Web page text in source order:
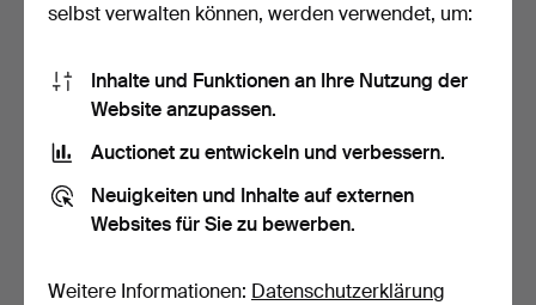
GUNNAR CYRÉN.
NEUN STÜCK …
4 Tage
5 Gebote
GUNNEL SAHLIN. VASE.
58 Min
5 Gebote
selbst verwalten können, werden verwendet, um:
Inhalte und Funktionen an Ihre Nutzung der
Website anzupassen.
Auctionet zu entwickeln und verbessern.
Neuigkeiten und Inhalte auf externen
Websites für Sie zu bewerben.
Weitere Informationen: Datenschutzerklärung